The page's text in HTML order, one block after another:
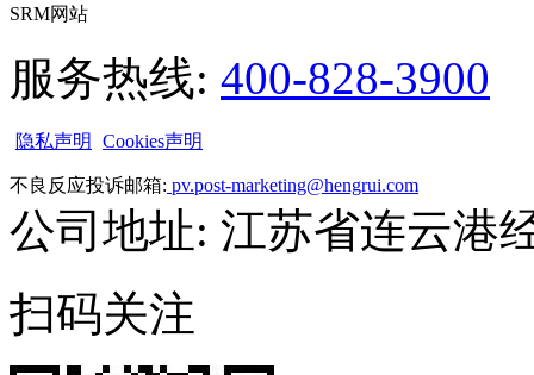
SRM网站
服务热线: 400-828-3900
隐私声明 Cookies声明
不良反应投诉邮箱: pv.post-marketing@hengrui.com
公司地址: 江苏省连云港
扫码关注